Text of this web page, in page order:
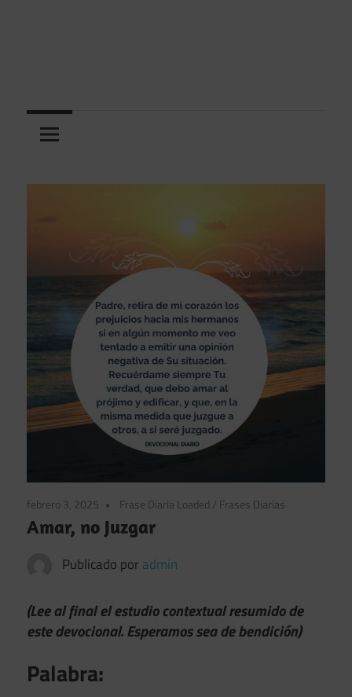
febrero 3, 2025 Frase Diaria Loaded / Frases Diarias
Amar, no Juzgar
Publicado por admin
(Lee al final el estudio contextual resumido de
este devocional. Esperamos sea de bendición)
Palabra: